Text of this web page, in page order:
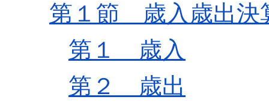
第１節 歳入歳出決
第１ 歳入
第２ 歳出